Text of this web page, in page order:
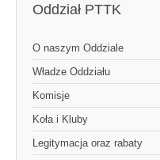
Oddział PTTK
O naszym Oddziale
Władze Oddziału
Komisje
Koła i Kluby
Legitymacja oraz rabaty